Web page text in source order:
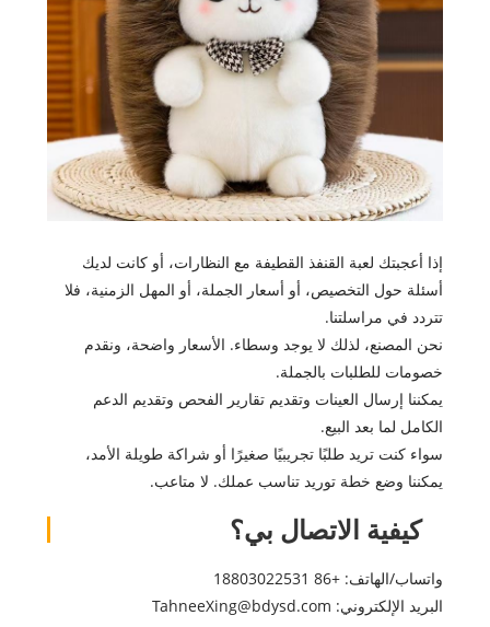
إذا أعجبتك لعبة القنفذ القطيفة مع النظارات، أو كانت لديك
أسئلة حول التخصيص، أو أسعار الجملة، أو المهل الزمنية، فلا
تتردد في مراسلتنا.
نحن المصنع، لذلك لا يوجد وسطاء. الأسعار واضحة، ونقدم
خصومات للطلبات بالجملة.
يمكننا إرسال العينات وتقديم تقارير الفحص وتقديم الدعم
الكامل لما بعد البيع.
سواء كنت تريد طلبًا تجريبيًا صغيرًا أو شراكة طويلة الأمد،
يمكننا وضع خطة توريد تناسب عملك. لا متاعب.
كيفية الاتصال بي؟
واتساب/الهاتف: +86 18803022531
البريد الإلكتروني: TahneeXing@bdysd.com